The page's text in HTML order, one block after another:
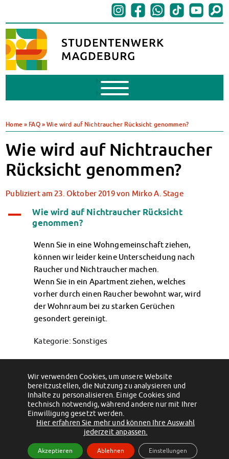
Mobile
Menu
BAföG beantragen
BAföG-FAQs
Dokumente
BAföG-Sprechstunden
Kredite & Stipendien
Mensen & Cafeterien
Heute in unseren Mensen
JoGo – Studibar + Eventspace
Mensa-FAQs
CampusCatering
MensaFeedback
AnsprechpartnerInnen
Wohnen
Wohnheime im Überblick
Wohnheime in Magdeburg
Wohnheime in Wernigerode
Wohnheimtutoren
Schadensmeldung
Wohnen-FAQ
Dokumente
AnsprechpartnerInnen
Sozialberatung
Home » FAQ»Wie wird auf Nichtraucher Rücksicht genommen?
Wie wird auf Nichtraucher
Rücksicht genommen?
Publiziert am 23. Oktober 2019von Mirko A. Stage
A
Wie wird auf Nichtraucher Rücksicht
genommen?
Wenn Sie in eine Wohngemeinschaft ziehen,
können wir leider keine Unterscheidung nach
Raucher und Nichtraucher machen.
Wenn Sie in ein Apartment ziehen, welches
vorher durch einen Raucher bewohnt war, wird
der Wohnraum bei zu starken Gerüchen
gesondert gereinigt.
Kategorie: Sonstiges
Darf ich Haustiere in meiner Wohnung
Wer reinigt die Räumlichkeiten?
(c) 2012 - 2026 by Studentenwerk Magdeburg - Anstalt des öffentlichen
Rechts
Facebook
Instagram TikTok Youtube
Wir verwenden Cookies, um unsere Website
bereitzustellen, die Nutzung zu analysieren und
Inhalte zu personalisieren. Einige Cookies sind
technisch notwendig, während andere nur mit Ihrer
Einwilligung gesetzt werden.
Hier erfahren Sie mehr und können Ihre Auswahl
jederzeit anpassen.
Akzeptieren Ablehnen Einstellungen